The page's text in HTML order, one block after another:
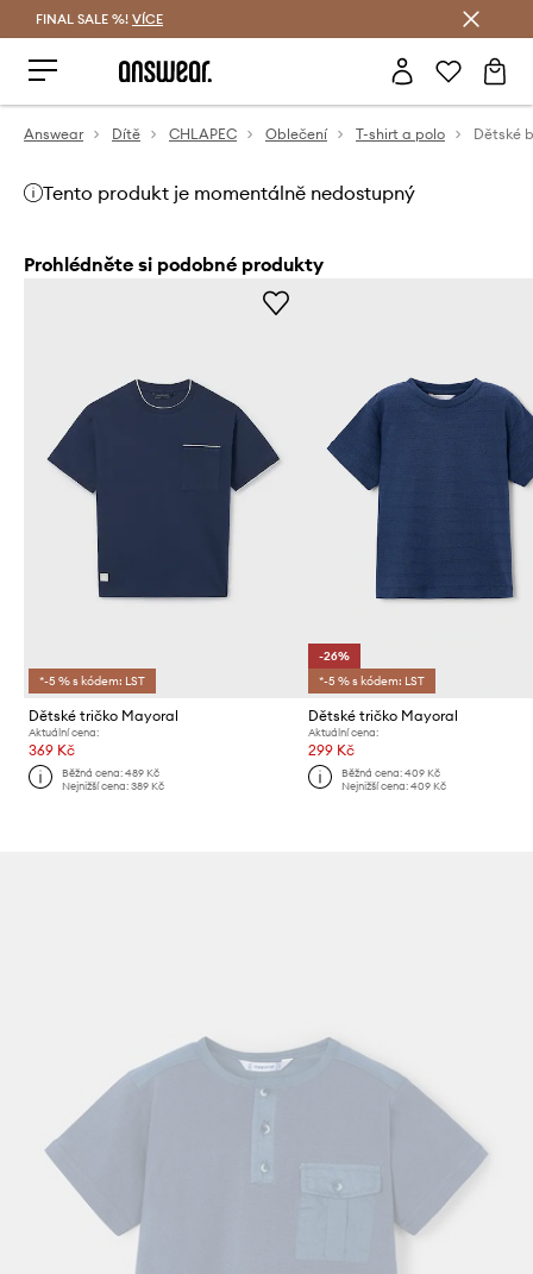
FINAL SALE %! VÍCE
Answear Dítě CHLAPEC Oblečení T-shirt a polo Dětské
Tento produkt je momentálně nedostupný
Prohlédněte si podobné produkty
*-5 % s kódem: LST
Dětské tričko Mayoral
Aktuální cena:
369 Kč
Běžná cena:489 Kč
Nejnižší cena:389 Kč
-26%
*-5 % s kódem: LST
Dětské tričko Mayoral
Aktuální cena:
299 Kč
Běžná cena: 409 Kč
Nejnižší cena: 409 Kč